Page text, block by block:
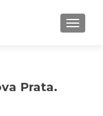
Prata.